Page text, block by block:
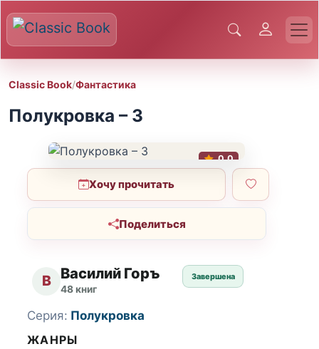
Classic Book/Фантастика
Полукровка – 3
0.0
Хочу прочитать
Поделиться
В Василий Горъ
48 книг
Завершена
Серия: Полукровка
ЖАНРЫ